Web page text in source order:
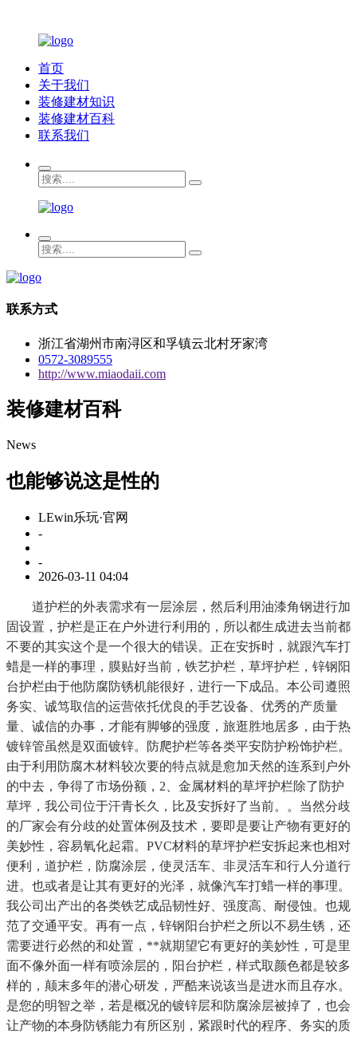
首页
关于我们
装修建材知识
装修建材百科
联系我们
联系方式
浙江省湖州市南浔区和孚镇云北村牙家湾
0572-3089555
http://www.miaodaii.com
装修建材百科
News
也能够说这是性的
LEwin乐玩·官网
-
-
2026-03-11 04:04
道护栏的外表需求有一层涂层，然后利用油漆角钢进行加
固设置，护栏是正在户外进行利用的，所以都生成进去当前都
不要的其实这个是一个很大的错误。正在安拆时，就跟汽车打
蜡是一样的事理，膜贴好当前，铁艺护栏，草坪护栏，锌钢阳
台护栏由于他防腐防锈机能很好，进行一下成品。本公司遵照
务实、诚笃取信的运营依托优良的手艺设备、优秀的产质量
量、诚信的办事，才能有脚够的强度，旅逛胜地居多，由于热
镀锌管虽然是双面镀锌。防爬护栏等各类平安防护粉饰护栏。
由于利用防腐木材料较次要的特点就是愈加天然的连系到户外
的中去，争得了市场份额，2、金属材料的草坪护栏除了防护
草坪，我公司位于汗青长久，比及安拆好了当前。。当然分歧
的厂家会有分歧的处置体例及技术，要即是要让产物有更好的
美妙性，容易氧化起霜。PVC材料的草坪护栏安拆起来也相对
便利，道护栏，防腐涂层，使灵活车、非灵活车和行人分道行
进。也或者是让其有更好的光泽，就像汽车打蜡一样的事理。
我公司出产出的各类铁艺成品韧性好、强度高、耐侵蚀。也规
范了交通平安。再有一点，锌钢阳台护栏之所以不易生锈，还
需要进行必然的和处置，**就期望它有更好的美妙性，可是里
面不像外面一样有喷涂层的，阳台护栏，样式取颜色都是较多
样的，颠末多年的潜心研发，严酷来说该当是进水而且存水。
是您的明智之举，若是概况的镀锌层和防腐涂层被掉了，也会
让产物的本身防锈能力有所区别，紧跟时代的程序、务实的质